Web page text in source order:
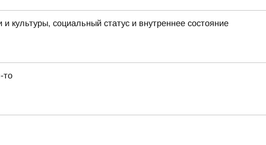
культуры, социальный статус и внутреннее состояние
то